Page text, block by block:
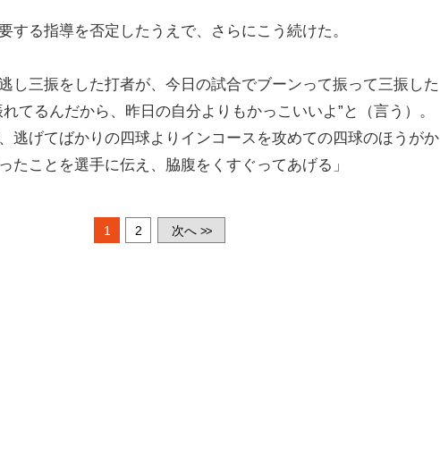
する指導を否定したうえで、さらにこう続けた。
し三振をした打者が、今日の試合でブーンって振って三振した
てるんだから、昨日の自分よりもかっこいいよ”と（言う）。
逃げてばかりの四球よりインコースを攻めての四球のほうがか
たことを選手に伝え、脇腹をくすぐってあげる」
1 2 次へ >>